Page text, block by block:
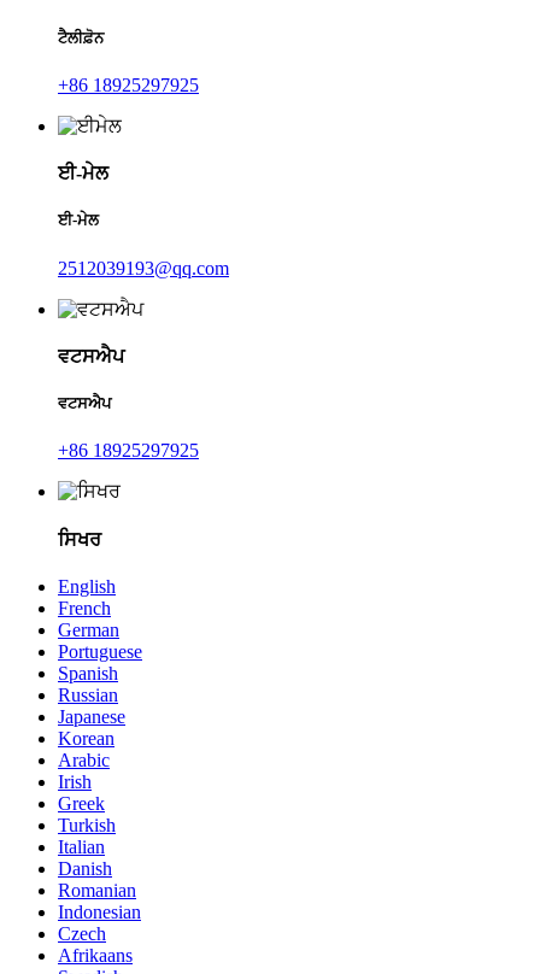
ਟੈਲੀਫ਼ੋਨ
+86 18925297925
ਈ-ਮੇਲ
ਈ-ਮੇਲ
2512039193@qq.com
ਵਟਸਐਪ
ਵਟਸਐਪ
+86 18925297925
ਸਿਖਰ
English
French
German
Portuguese
Spanish
Russian
Japanese
Korean
Arabic
Irish
Greek
Turkish
Italian
Danish
Romanian
Indonesian
Czech
Afrikaans